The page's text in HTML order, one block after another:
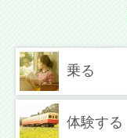
乗る
体験する